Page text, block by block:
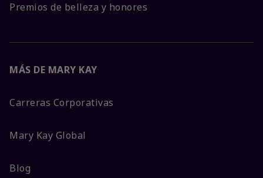
Premios de belleza y honores
MÁS DE MARY KAY
Carreras Corporativas
Mary Kay Global
Blog